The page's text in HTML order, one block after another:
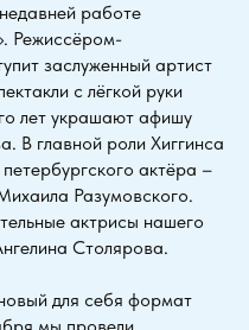
работе
Режиссёром-
заслуженный артист
с лёгкой руки
лет украшают афишу
В главной роли Хиггинса
актёра –
Разумовского.
актрисы нашего
Столярова.
для себя формат